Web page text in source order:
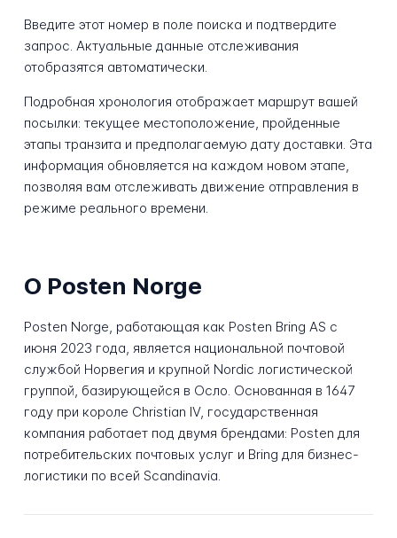
Введите этот номер в поле поиска и подтвердите
запрос. Актуальные данные отслеживания
отобразятся автоматически.
Подробная хронология отображает маршрут вашей
посылки: текущее местоположение, пройденные
этапы транзита и предполагаемую дату доставки. Эта
информация обновляется на каждом новом этапе,
позволяя вам отслеживать движение отправления в
режиме реального времени.
О Posten Norge
Posten Norge, работающая как Posten Bring AS с
июня 2023 года, является национальной почтовой
службой Норвегия и крупной Nordic логистической
группой, базирующейся в Осло. Основанная в 1647
году при короле Christian IV, государственная
компания работает под двумя брендами: Posten для
потребительских почтовых услуг и Bring для бизнес-
логистики по всей Scandinavia.